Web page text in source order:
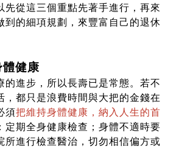
先從這三個重點先著手進行，再來
到的細項規劃，來豐富自己的退休
健康
的進步，所以長壽已是常態。若不
，都只是浪費時間與大把的金錢在
須把維持身體健康，納入人生的首
定期全身健康檢查；身體不適時要
所進行檢查醫治，切勿相信偏方或